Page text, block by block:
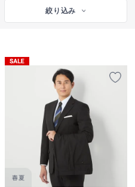
絞り込み